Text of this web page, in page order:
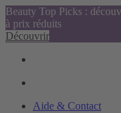
Beauty Top Picks :
à prix réduits
Découvrir
Aide & Contact